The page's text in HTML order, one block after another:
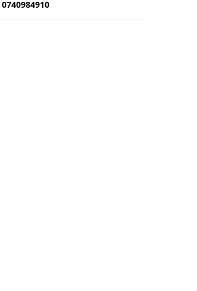
0740984910